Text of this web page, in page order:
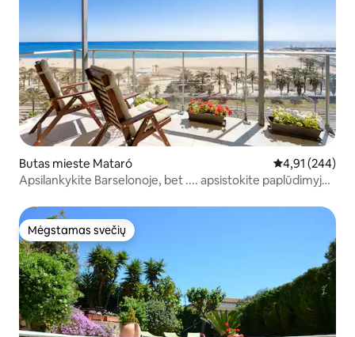
Butas mieste Mataró Vidutinis
4,91 (244)
Apsilankykite Barselonoje, bet .... apsistokite paplūdimyje
Mėgstamas svečių
Mėgstamas svečių